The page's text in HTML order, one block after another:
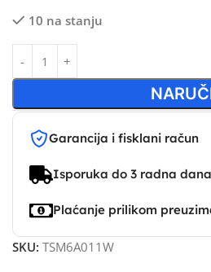
10 na stanju
Garancija i fisklani račun
Isporuka do 3 radna dana
Plaćanje prilikom
SKU: TSM6A011W